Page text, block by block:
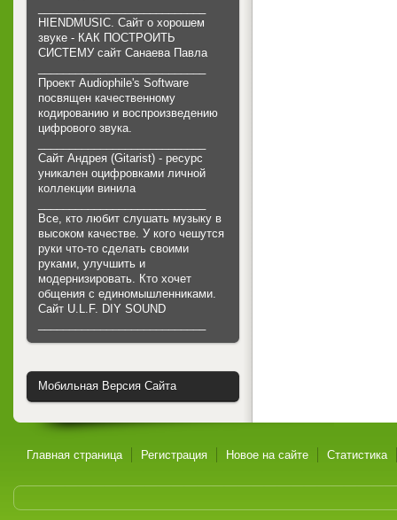
HIENDMUSIC. Сайт о хорошем
звуке - КАК ПОСТРОИТЬ
СИСТЕМУ сайт Санаева Павла
Проект Audiophile's Software
посвящен качественному
кодированию и воспроизведению
цифрового звука.
Сайт Андрея (Gitarist) - ресурс
уникален оцифровками личной
коллекции винила
Все, кто любит слушать музыку в
высоком качестве. У кого чешутся
руки что-то сделать своими
руками, улучшить и
модернизировать. Кто хочет
общения с единомышленниками.
Cайт U.L.F. DIY SOUND
Мобильная Версия Сайта
Главная страница Регистрация Новое на сайте Статистика